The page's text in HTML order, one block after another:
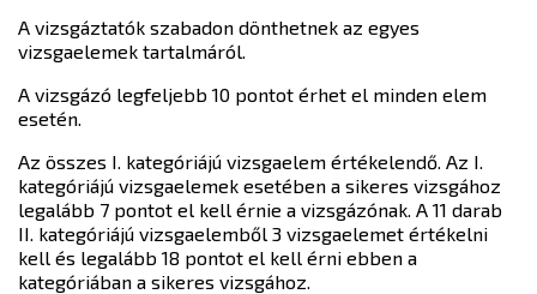
A vizsgáztatók szabadon dönthetnek az egyes
vizsgaelemek tartalmáról.
A vizsgázó legfeljebb 10 pontot érhet el minden elem
esetén.
Az összes I. kategóriájú vizsgaelem értékelendő. Az I.
kategóriájú vizsgaelemek esetében a sikeres vizsgához
legalább 7 pontot el kell érnie a vizsgázónak. A 11 darab
II. kategóriájú vizsgaelemből 3 vizsgaelemet értékelni
kell és legalább 18 pontot el kell érni ebben a
kategóriában a sikeres vizsgához.